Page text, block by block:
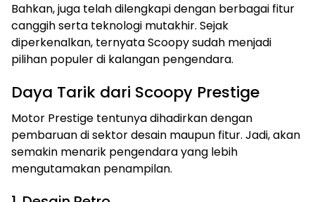
Bahkan, juga telah dilengkapi dengan berbagai fitur
canggih serta teknologi mutakhir. Sejak
diperkenalkan, ternyata Scoopy sudah menjadi
pilihan populer di kalangan pengendara.
Daya Tarik dari Scoopy Prestige
Motor Prestige tentunya dihadirkan dengan
pembaruan di sektor desain maupun fitur. Jadi, akan
semakin menarik pengendara yang lebih
mengutamakan penampilan.